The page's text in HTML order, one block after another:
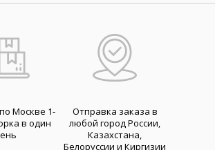
Москве 1-
в один
Отправка заказа в
любой город России,
Казахстана,
Белоруссии и Киргизии